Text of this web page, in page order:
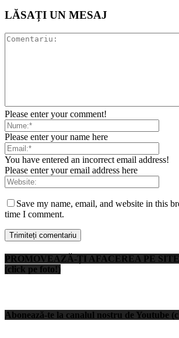
LĂSAȚI UN MESAJ
Please enter your comment!
Please enter your name here
You have entered an incorrect email address!
Please enter your email address here
Save my name, email, and website in this
time I comment.
PROMOVEAZĂ-ȚI AFACEREA PE
(click pe foto!)
Abonează-te la canalul nostru de Youtube